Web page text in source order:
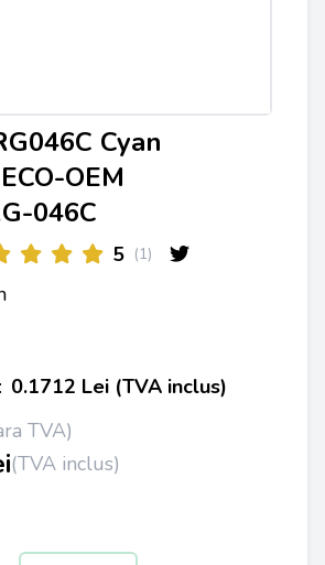
Cyan
OEM
046C
5 (1)
0.1712 Lei (TVA inclus)
TVA)
(TVA inclus)